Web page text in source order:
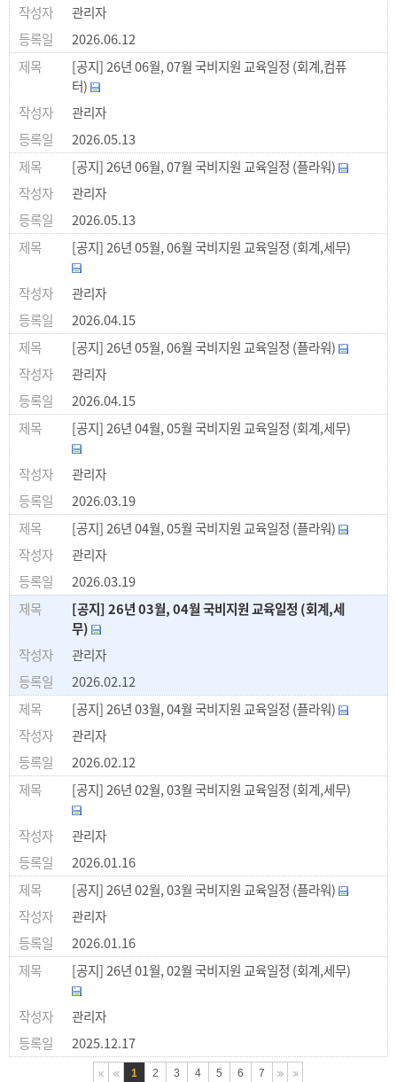
관리자
2026.06.12
[공지] 26년 06월, 07월 국비지원 교육일정 (회계,컴퓨
터)
관리자
2026.05.13
[공지] 26년 06월, 07월 국비지원 교육일정 (플라워)
관리자
2026.05.13
[공지] 26년 05월, 06월 국비지원 교육일정 (회계,세무)
관리자
2026.04.15
[공지] 26년 05월, 06월 국비지원 교육일정 (플라워)
관리자
2026.04.15
[공지] 26년 04월, 05월 국비지원 교육일정 (회계,세무)
관리자
2026.03.19
[공지] 26년 04월, 05월 국비지원 교육일정 (플라워)
관리자
2026.03.19
[공지] 26년 03월, 04월 국비지원 교육일정 (회계,세
무)
관리자
2026.02.12
[공지] 26년 03월, 04월 국비지원 교육일정 (플라워)
관리자
2026.02.12
[공지] 26년 02월, 03월 국비지원 교육일정 (회계,세무)
관리자
2026.01.16
[공지] 26년 02월, 03월 국비지원 교육일정 (플라워)
관리자
2026.01.16
[공지] 26년 01월, 02월 국비지원 교육일정 (회계,세무)
관리자
2025.12.17
1 2 3 4 5 6 7